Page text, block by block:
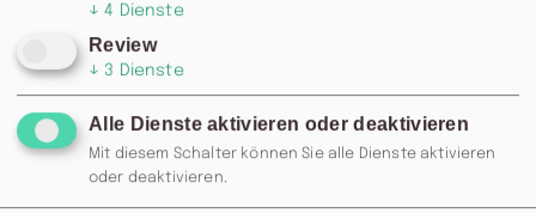
RESERVIERUNG: 0371 / 355 985
77 ODERINFO@MOSKAU-
↓ 4 Dienste
Review
↓ 3 Dienste
Alle Dienste aktivieren oder deaktivieren
Mit diesem Schalter können Sie alle Dienste aktivieren
oder deaktivieren.